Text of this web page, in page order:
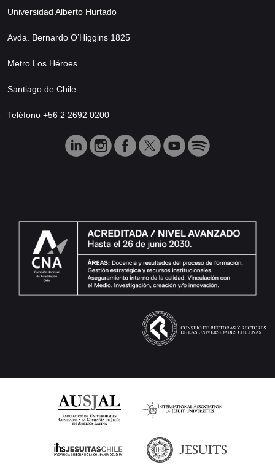
Universidad Alberto Hurtado
Avda. Bernardo O’Higgins 1825
Metro Los Héroes
Santiago de Chile
Teléfono +56 2 2692 0200